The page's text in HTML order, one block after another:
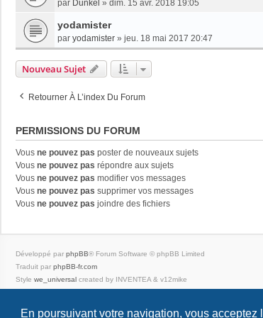
En poursuivant votre navigation, vous acceptez
par Dunkel » dim. 15 avr. 2018 19:05
yodamister
par yodamister » jeu. 18 mai 2017 20:47
Nouveau Sujet
Retourner À L’index Du Forum
PERMISSIONS DU FORUM
Vous ne pouvez pas poster de nouveaux sujets
Vous ne pouvez pas répondre aux sujets
Vous ne pouvez pas modifier vos messages
Vous ne pouvez pas supprimer vos messages
Vous ne pouvez pas joindre des fichiers
Développé par phpBB® Forum Software © phpBB Limited
Traduit par phpBB-fr.com
Style we_universal created by INVENTEA & v12mike